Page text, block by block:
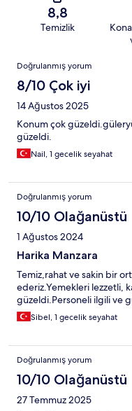
8,8
Temizlik
Yorumlar
Doğrulanmış yorum
8/10 Çok iyi
14 Ağustos 2025
Konum çok
güzeldi.
Nail, 1 gecelik seyahat
Doğrulanmış yorum
10/10 Olağanüstü
1 Ağustos 2024
Harika Manzara
Temiz,rahat ve sakin bir
ederiz.Yemekleri lezzetli,
güzeldi.Personeli ilgili ve
Sibel, 1 gecelik seyahat
Doğrulanmış yorum
10/10 Olağanüstü
27 Temmuz 2025